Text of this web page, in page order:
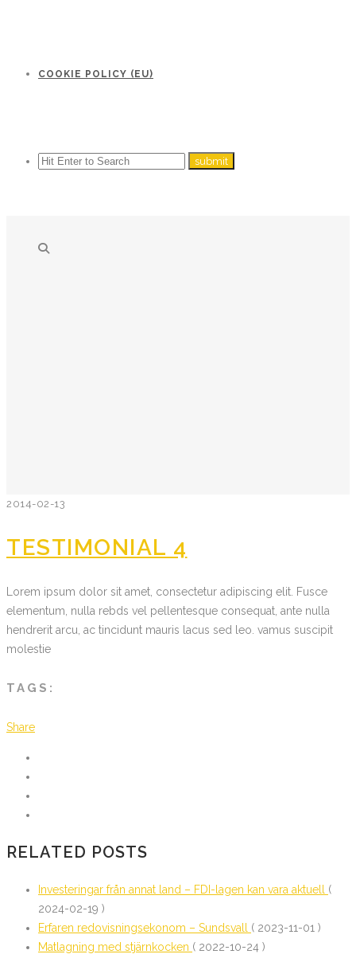
COOKIE POLICY (EU)
2014-02-13
TESTIMONIAL 4
Lorem ipsum dolor sit amet, consectetur adipiscing elit. Fusce
elementum, nulla rebds vel pellentesque consequat, ante nulla
hendrerit arcu, ac tincidunt mauris lacus sed leo. vamus suscipit
molestie
TAGS:
Share
RELATED POSTS
Investeringar från annat land – FDI-lagen kan vara aktuell (
2024-02-19 )
Erfaren redovisningsekonom – Sundsvall ( 2023-11-01 )
Matlagning med stjärnkocken ( 2022-10-24 )